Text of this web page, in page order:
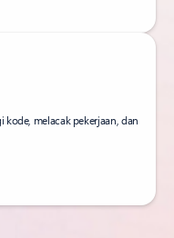
melacak pekerjaan, dan